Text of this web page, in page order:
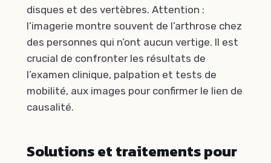
disques et des vertèbres. Attention :
l’imagerie montre souvent de l’arthrose chez
des personnes qui n’ont aucun vertige. Il est
crucial de confronter les résultats de
l’examen clinique, palpation et tests de
mobilité, aux images pour confirmer le lien de
causalité.
Solutions et traitements pour